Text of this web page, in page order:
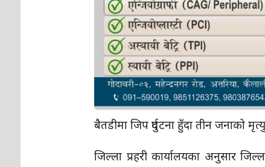
बैतडीमा जिप दुर्घटना हुँदा तीन जनाको
जिल्ला प्रहरी कार्यालयका अनुसार